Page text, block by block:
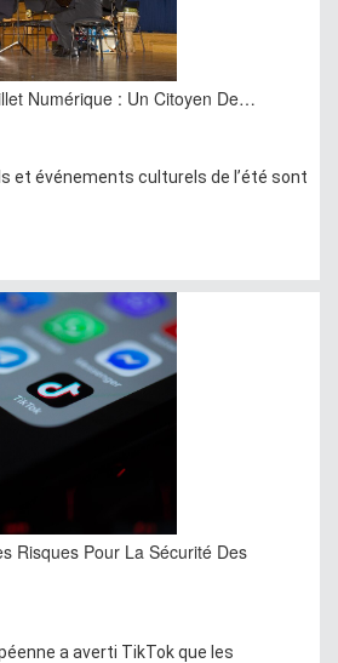
Numérique : Un Citoyen De…
et événements culturels de l’été sont
Risques Pour La Sécurité Des
a averti TikTok que les